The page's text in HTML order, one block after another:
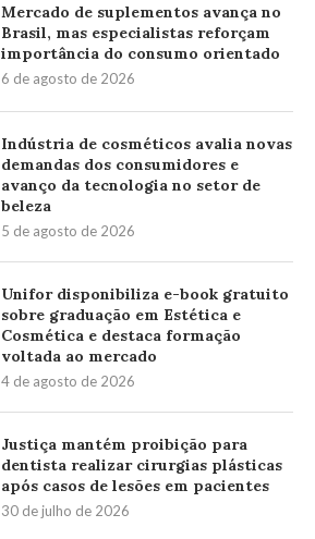
Mercado de suplementos avança no
Brasil, mas especialistas reforçam
importância do consumo orientado
6 de agosto de 2026
Indústria de cosméticos avalia novas
demandas dos consumidores e
avanço da tecnologia no setor de
beleza
5 de agosto de 2026
Unifor disponibiliza e-book gratuito
sobre graduação em Estética e
Cosmética e destaca formação
voltada ao mercado
4 de agosto de 2026
Justiça mantém proibição para
dentista realizar cirurgias plásticas
após casos de lesões em pacientes
30 de julho de 2026